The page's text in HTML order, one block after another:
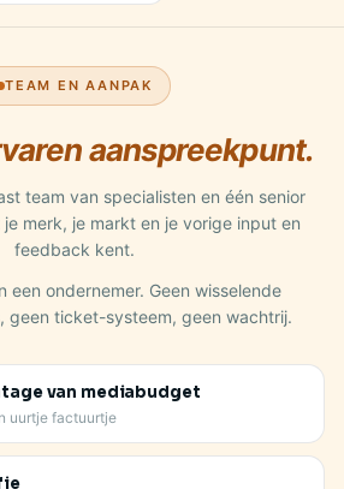
TEAM EN AANPAK
aanspreekpunt.
team van specialisten en één senior
merk, je markt en je vorige input en
feedback kent.
een ondernemer. Geen wisselende
geen ticket-systeem, geen wachtrij.
van mediabudget
uurtje factuurtje